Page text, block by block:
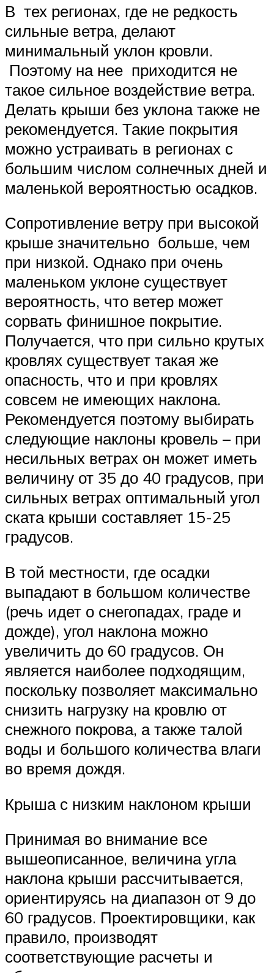
В тех регионах, где не редкость
сильные ветра, делают
минимальный уклон кровли.
Поэтому на нее приходится не
такое сильное воздействие ветра.
Делать крыши без уклона также не
рекомендуется. Такие покрытия
можно устраивать в регионах с
большим числом солнечных дней и
маленькой вероятностью осадков.
Сопротивление ветру при высокой
крыше значительно больше, чем
при низкой. Однако при очень
маленьком уклоне существует
вероятность, что ветер может
сорвать финишное покрытие.
Получается, что при сильно крутых
кровлях существует такая же
опасность, что и при кровлях
совсем не имеющих наклона.
Рекомендуется поэтому выбирать
следующие наклоны кровель – при
несильных ветрах он может иметь
величину от 35 до 40 градусов, при
сильных ветрах оптимальный угол
ската крыши составляет 15-25
градусов.
В той местности, где осадки
выпадают в большом количестве
(речь идет о снегопадах, граде и
дожде), угол наклона можно
увеличить до 60 градусов. Он
является наиболее подходящим,
поскольку позволяет максимально
снизить нагрузку на кровлю от
снежного покрова, а также талой
воды и большого количества влаги
во время дождя.
Крыша с низким наклоном крыши
Принимая во внимание все
вышеописанное, величина угла
наклона крыши рассчитывается,
ориентируясь на диапазон от 9 до
60 градусов. Проектировщики, как
правило, производят
соответствующие расчеты и